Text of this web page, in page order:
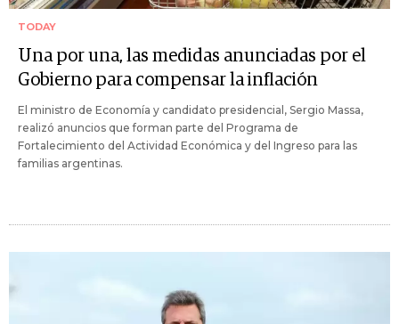
TODAY
Una por una, las medidas anunciadas por el
Gobierno para compensar la inflación
El ministro de Economía y candidato presidencial, Sergio Massa,
realizó anuncios que forman parte del Programa de
Fortalecimiento del Actividad Económica y del Ingreso para las
familias argentinas.